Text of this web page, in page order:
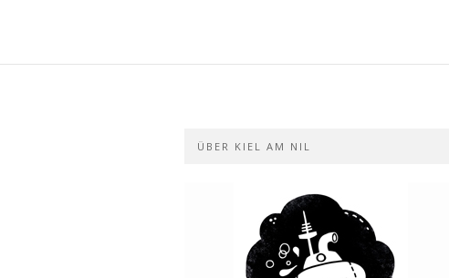
ÜBER KIEL AM NIL